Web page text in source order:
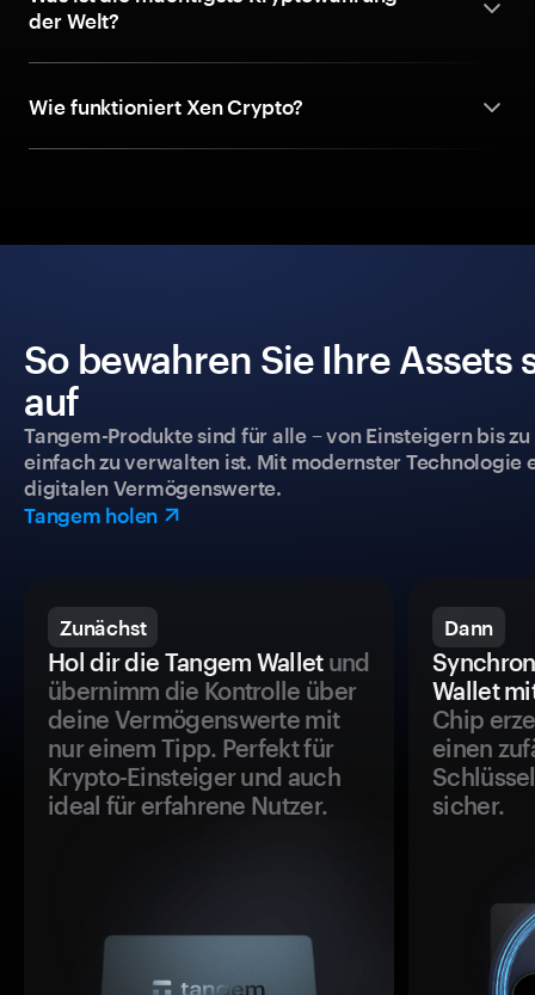
der Welt?
Wie funktioniert Xen Crypto?
So bewahren Sie Ihre
auf
Tangem-Produkte sind für alle – von Einsteigern bis
einfach zu verwalten ist. Mit modernster
digitalen Vermögenswerte.
Tangem holen
Zunächst
Hol dir die Tangem Walletund
übernimm die Kontrolle über
deine Vermögenswerte mit
nur einem Tipp. Perfekt für
Krypto-Einsteiger und auch
ideal für erfahrene Nutzer.
Dann
Wallet
Chip
einen
sicher.